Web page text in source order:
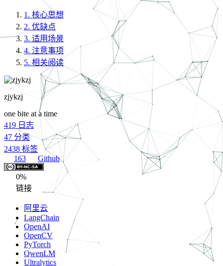
1. 核心思想
2. 优缺点
3. 适用场景
4. 注意事项
5. 相关阅读
zjykzj
one bite at a time
419 日志
47 分类
2438 标签
163
Github
0%
链接
阿里云
LangChain
OpenAI
OpenCV
PyTorch
QwenLM
Ultralytics